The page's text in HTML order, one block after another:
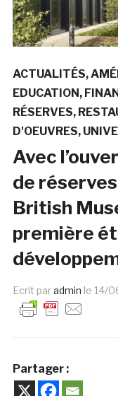
ACTUALITÉS
EDUCATION
RÉSERVES
D'OEUVRES
Avec
de
British
première
Ecrit paradmin le 14/
Partager :